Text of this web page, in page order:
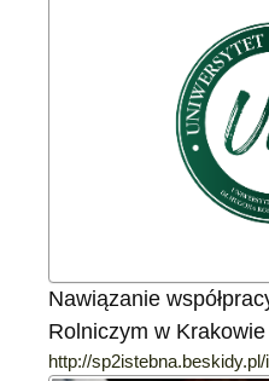
Nawiązanie
Rolniczym w Krakowie
http://